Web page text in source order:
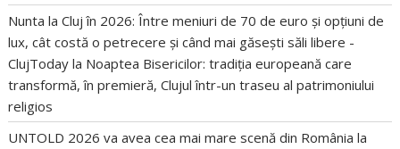
Nunta la Cluj în 2026: Între meniuri de 70 de euro și opțiuni de
lux, cât costă o petrecere și când mai găsești săli libere -
ClujToday la Noaptea Bisericilor: tradiția europeană care
transformă, în premieră, Clujul într-un traseu al patrimoniului
religios
UNTOLD 2026 va avea cea mai mare scenă din România la